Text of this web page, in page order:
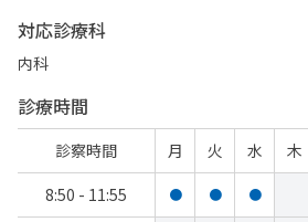
対応診療科
内科
診療時間
診察時間 月 火 水 木
8:50 - 11:55
● ● ●